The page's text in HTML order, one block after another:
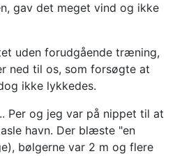
gav det meget vind og ikke
uden forudgående træning,
ned til os, som forsøgte at
ikke lykkedes.
Per og jeg var på nippet til at
havn. Der blæste "en
bølgerne var 2 m og flere